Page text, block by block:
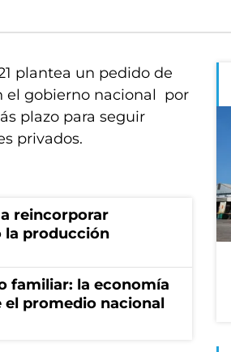
plantea un pedido de
el gobierno nacional por
plazo para seguir
privados.
reincorporar
la producción
familiar: la economía
el promedio nacional